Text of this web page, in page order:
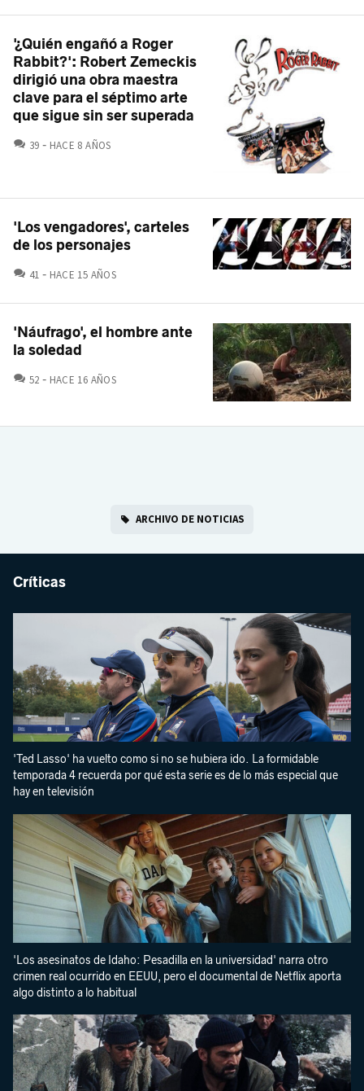
'¿Quién engañó a Roger
Rabbit?': Robert Zemeckis
dirigió una obra maestra
clave para el séptimo arte
que sigue sin ser superada
39 COMENTARIOS
HACE 8 AÑOS
'Los vengadores', carteles
de los personajes
41 COMENTARIOS
HACE 15 AÑOS
'Náufrago', el hombre ante
la soledad
52 COMENTARIOS
HACE 16 AÑOS
ARCHIVO DE NOTICIAS
Críticas
'Ted Lasso' ha vuelto como si no se hubiera ido. La formidable
temporada 4 recuerda por qué esta serie es de lo más especial que
hay en televisión
'Los asesinatos de Idaho: Pesadilla en la universidad' narra otro
crimen real ocurrido en EEUU, pero el documental de Netflix aporta
algo distinto a lo habitual